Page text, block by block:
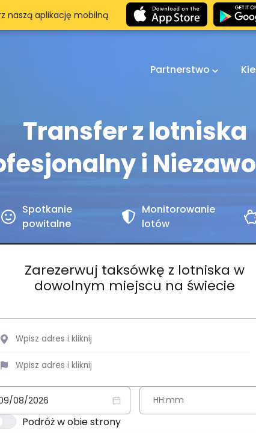
Partnerstwo
Transfer z lotniska
i
Spotkanie
powitalne
Monitorowanie
lotów
Zarezerwuj taksówkę z lotniska w
dowolnym miejscu na świecie
Podróż w obie strony
naszą aplikację mobilną